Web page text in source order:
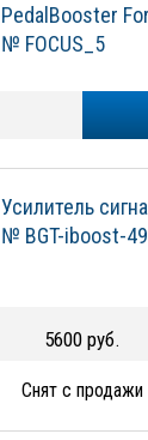
PedalBooster
№ FOCUS_5
Усилитель
№ BGT-iboost-
5600 руб.
Снят с продажи